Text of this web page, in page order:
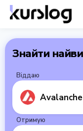
Знайти
Віддаю
Avalanche
Отримую